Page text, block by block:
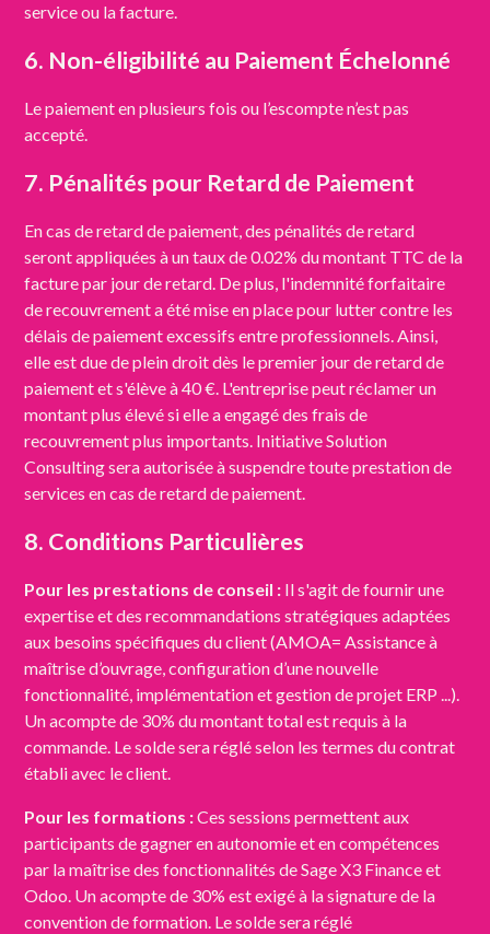
service ou la facture.
6. Non-éligibilité au Paiement Échelonné
Le paiement en plusieurs fois ou l’escompte n’est pas
accepté.
7. Pénalités pour Retard de Paiement
En cas de retard de paiement, des pénalités de retard
seront appliquées à un taux de 0.02% du montant TTC de la
facture par jour de retard. De plus, l'indemnité forfaitaire
de recouvrement a été mise en place pour lutter contre les
délais de paiement excessifs entre professionnels. Ainsi,
elle est due de plein droit dès le premier jour de retard de
paiement et s'élève à 40 €. L'entreprise peut réclamer un
montant plus élevé si elle a engagé des frais de
recouvrement plus importants. Initiative Solution
Consulting sera autorisée à suspendre toute prestation de
services en cas de retard de paiement.
8. Conditions Particulières
Pour les prestations de conseil : Il s'agit de fournir une
expertise et des recommandations stratégiques adaptées
aux besoins spécifiques du client (AMOA= Assistance à
maîtrise d’ouvrage, configuration d’une nouvelle
fonctionnalité, implémentation et gestion de projet ERP ...).
Un acompte de 30% du montant total est requis à la
commande. Le solde sera réglé selon les termes du contrat
établi avec le client.
Pour les formations :Ces sessions permettent aux
participants de gagner en autonomie et en compétences
par la maîtrise des fonctionnalités de Sage X3 Finance et
Odoo. Un acompte de 30% est exigé à la signature de la
convention de formation. Le solde sera réglé